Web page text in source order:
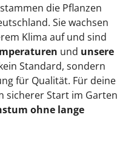
die Pflanzen
Sie wachsen
Klima auf und sind
und unsere
Standard, sondern
für Qualität. Für deine
sicherer Start im Garten
ohne lange